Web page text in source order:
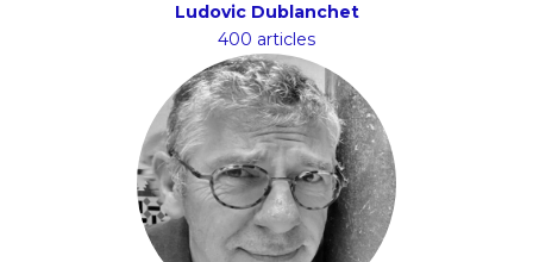
Ludovic Dublanchet
400 articles